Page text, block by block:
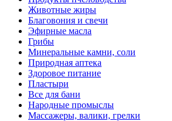
Животные жиры
Благовония и свечи
Эфирные масла
Грибы
Минеральные камни, соли
Природная аптека
Здоровое питание
Пластыри
Все для бани
Народные промыслы
Массажеры, валики, грелки​